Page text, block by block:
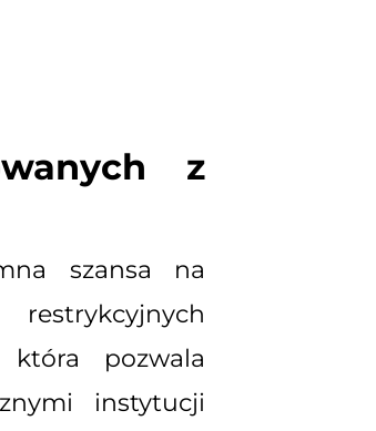
z
szansa na
pozwala
instytucji